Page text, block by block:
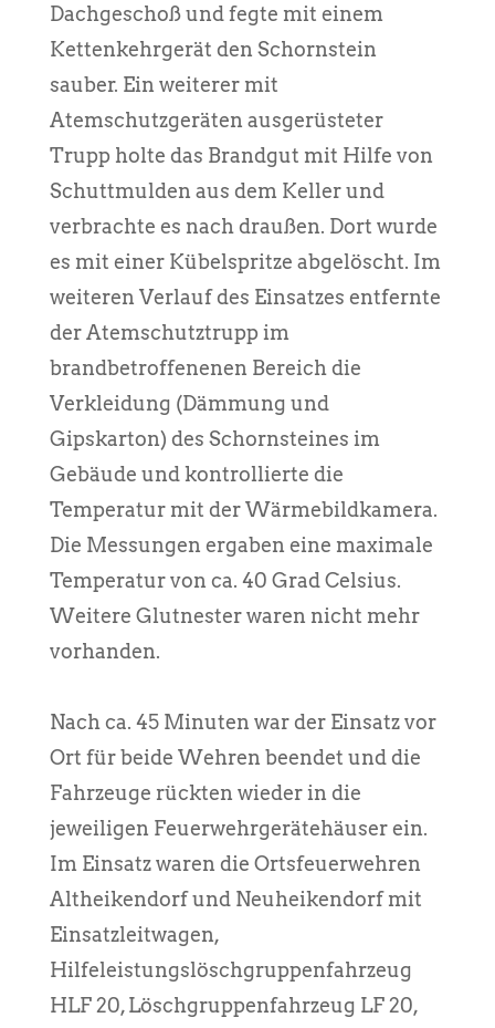
Dachgeschoß und fegte mit einem
Kettenkehrgerät den Schornstein
sauber. Ein weiterer mit
Atemschutzgeräten ausgerüsteter
Trupp holte das Brandgut mit Hilfe von
Schuttmulden aus dem Keller und
verbrachte es nach draußen. Dort wurde
es mit einer Kübelspritze abgelöscht. Im
weiteren Verlauf des Einsatzes entfernte
der Atemschutztrupp im
brandbetroffenenen Bereich die
Verkleidung (Dämmung und
Gipskarton) des Schornsteines im
Gebäude und kontrollierte die
Temperatur mit der Wärmebildkamera.
Die Messungen ergaben eine maximale
Temperatur von ca. 40 Grad Celsius.
Weitere Glutnester waren nicht mehr
vorhanden.
Nach ca. 45 Minuten war der Einsatz vor
Ort für beide Wehren beendet und die
Fahrzeuge rückten wieder in die
jeweiligen Feuerwehrgerätehäuser ein.
Im Einsatz waren die Ortsfeuerwehren
Altheikendorf und Neuheikendorf mit
Einsatzleitwagen,
Hilfeleistungslöschgruppenfahrzeug
HLF 20, Löschgruppenfahrzeug LF 20,